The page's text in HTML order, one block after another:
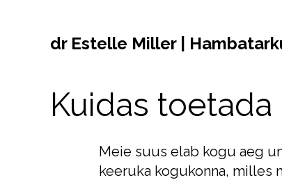
dr Estelle Miller |
Kuidas
Meie suus elab kogu aeg
keeruka kogukonna, milles